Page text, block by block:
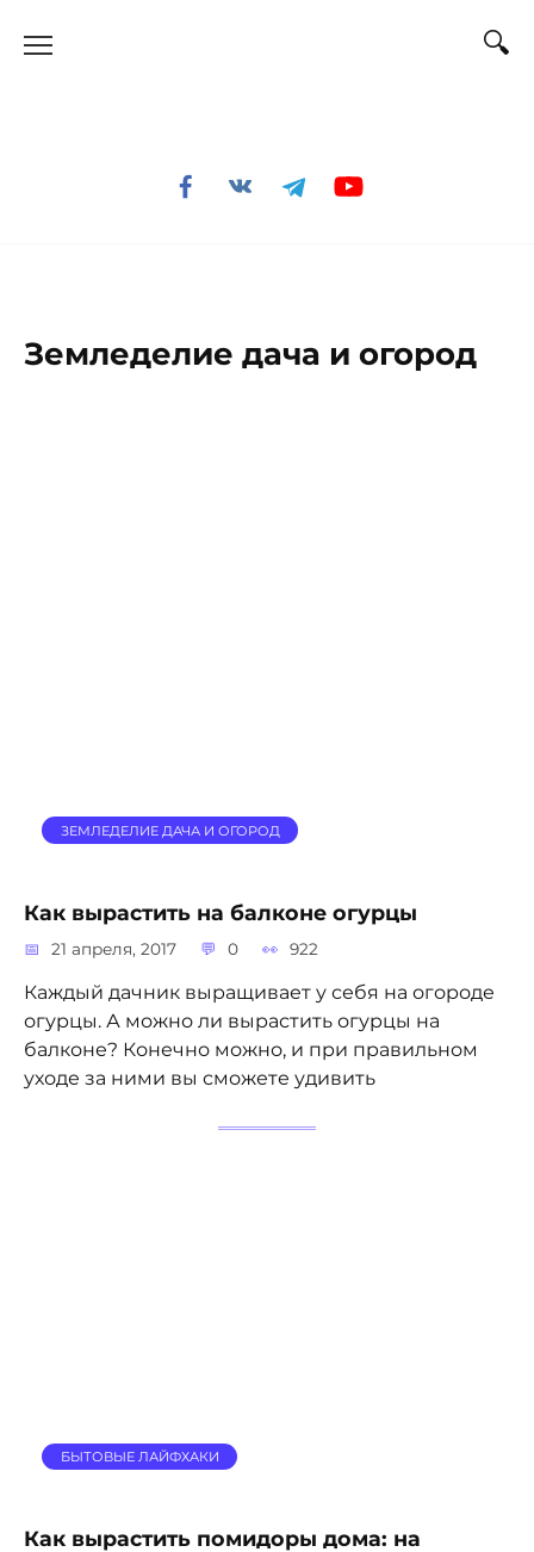
Земледелие дача и огород
ЗЕМЛЕДЕЛИЕ ДАЧА И ОГОРОД
Как вырастить на балконе огурцы
21 апреля, 2017 0 922
Каждый дачник выращивает у себя на огороде
огурцы. А можно ли вырастить огурцы на
балконе? Конечно можно, и при правильном
уходе за ними вы сможете удивить
БЫТОВЫЕ ЛАЙФХАКИ
Как вырастить помидоры дома: на